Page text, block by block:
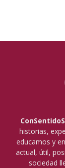
historias,
educamos y
actual, útil,
sociedad